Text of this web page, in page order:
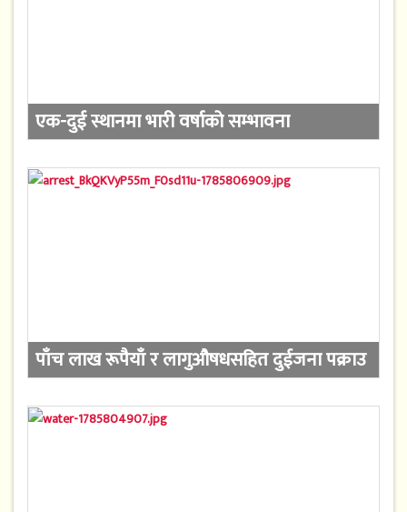
एक-दुई स्थानमा भारी वर्षाको सम्भावना
पाँच लाख रूपैयाँ र लागुऔषधसहित दुईजना पक्राउ